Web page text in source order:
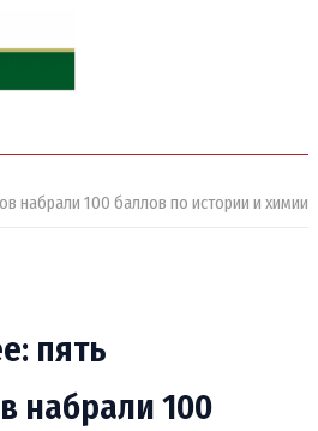
набрали 100 баллов по истории и химии
пять
набрали 100